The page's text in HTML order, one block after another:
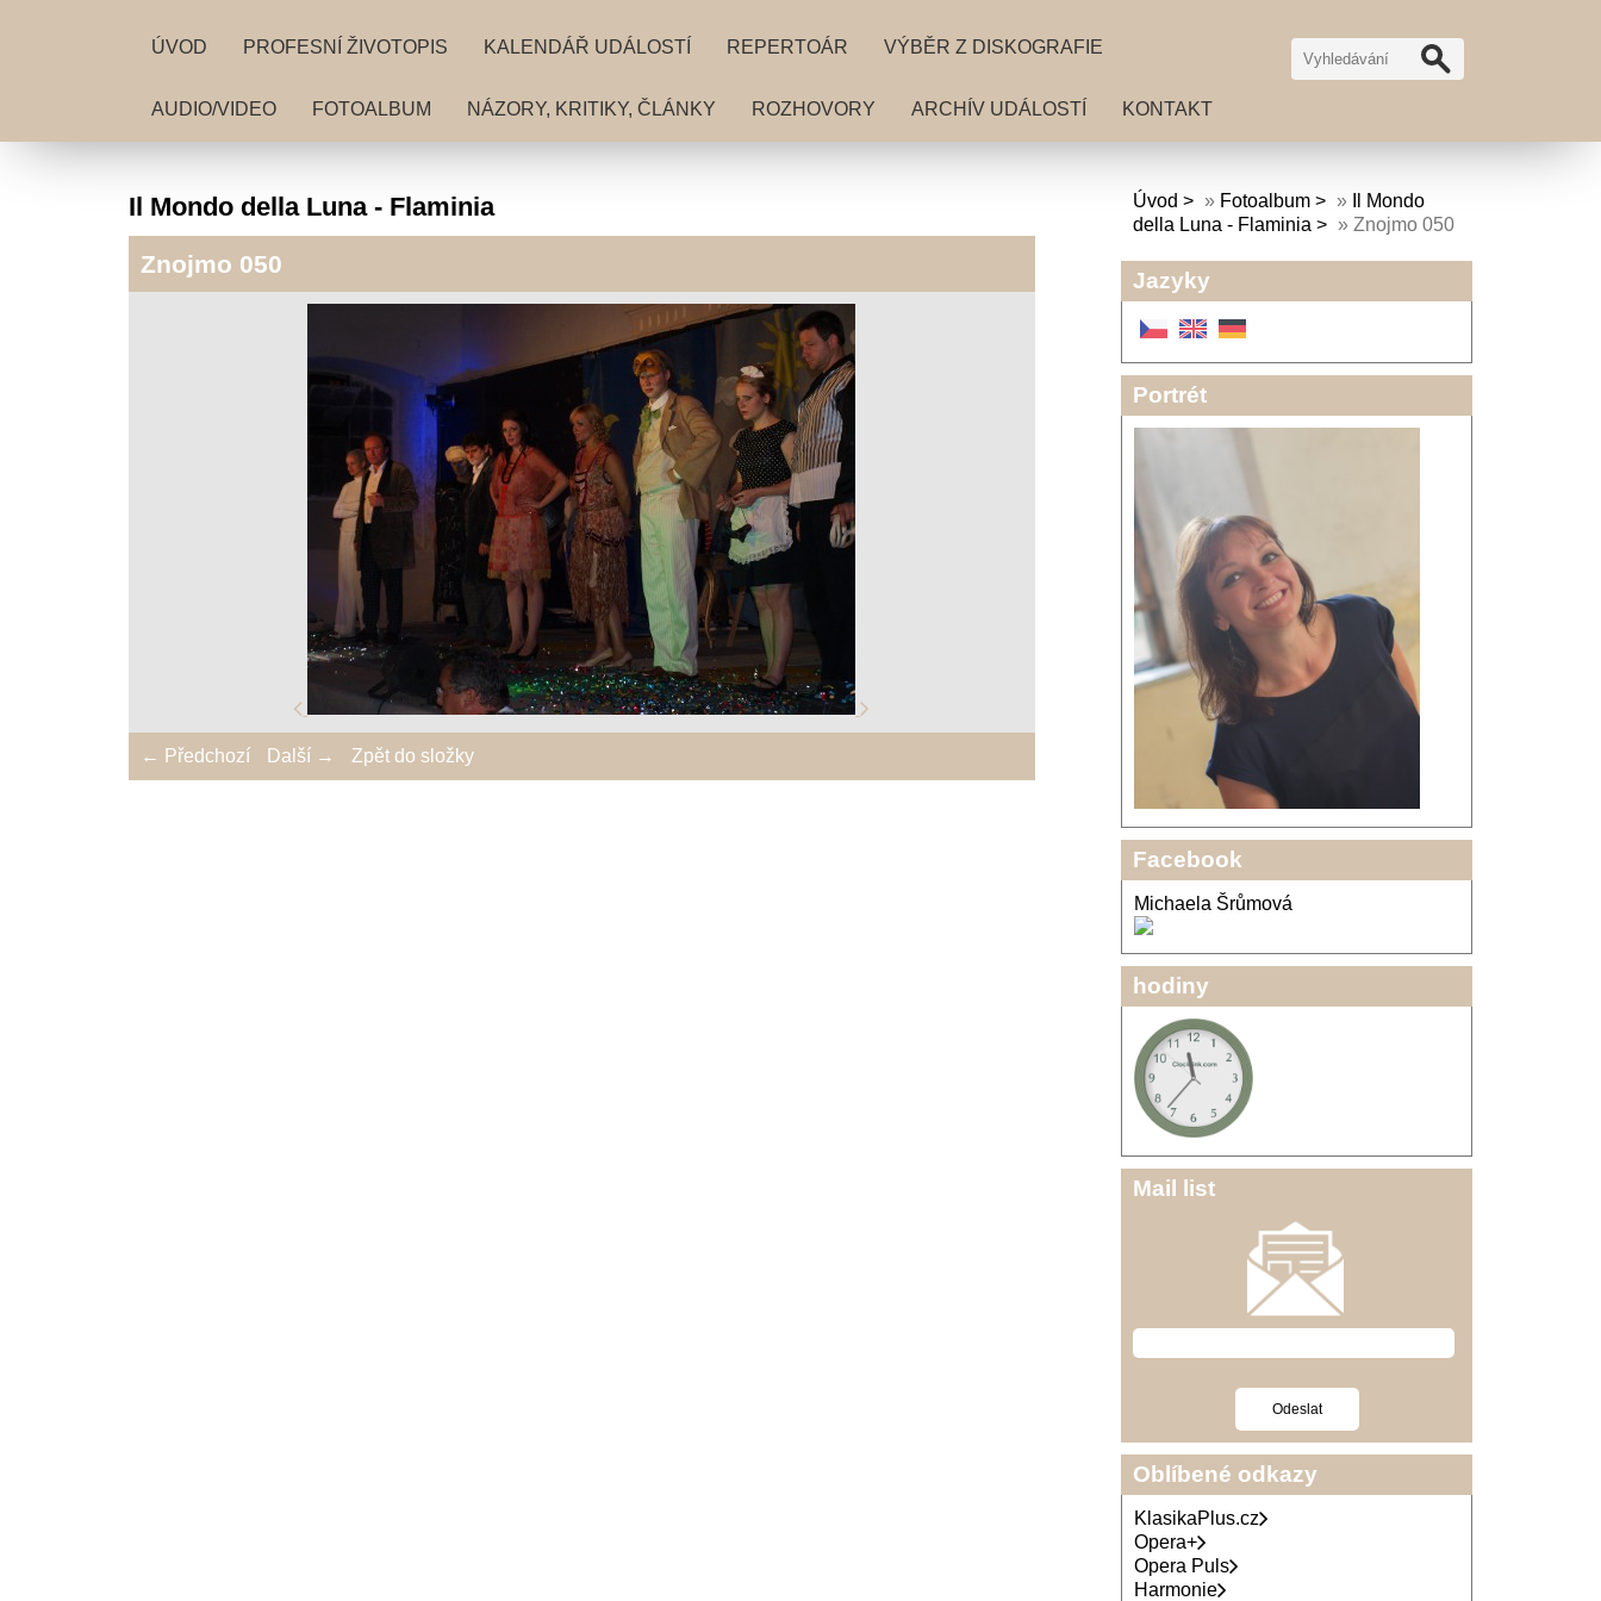
ÚVOD PROFESNÍ ŽIVOTOPIS KALENDÁŘ UDÁLOSTÍ REPERTOÁR VÝBĚR Z DISKOGRAFIE
AUDIO/VIDEO FOTOALBUM NÁZORY, KRITIKY, ČLÁNKY ROZHOVORY ARCHÍV UDÁLOSTÍ KONTAKT
Il Mondo della Luna - Flaminia
Znojmo 050
← Předchozí Další → Zpět do složky
Úvod » Fotoalbum »
Il Mondo
della Luna - Flaminia
» Znojmo 050
Jazyky
Portrét
Facebook
Michaela Šrůmová
hodiny
Mail list
Oblíbené odkazy
KlasikaPlus.cz
Opera+
Opera Puls
Harmonie